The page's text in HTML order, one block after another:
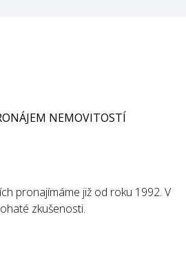
NEMOVITOSTÍ
pronajímáme již od roku 1992. V
zkušenosti.